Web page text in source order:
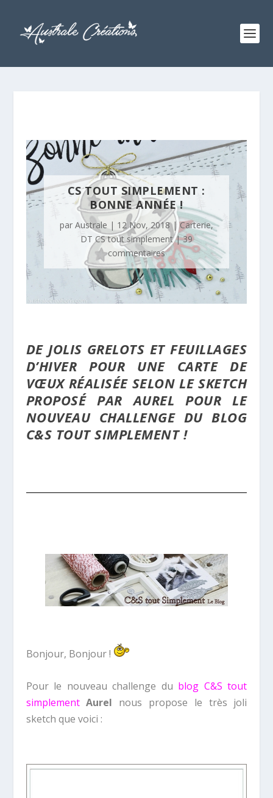
CS TOUT SIMPLEMENT :
BONNE ANNÉE !
par Australe | 12 Nov, 2018|Carterie,
DT CS tout simplement|39
commentaires
DE JOLIS GRELOTS ET FEUILLAGES
D’HIVER POUR UNE CARTE DE
VŒUX RÉALISÉE SELON LE SKETCH
PROPOSÉ PAR AUREL POUR LE
NOUVEAU CHALLENGE DU BLOG
C&S TOUT SIMPLEMENT !
Bonjour, Bonjour !
Pour le nouveau challenge du blog C&S tout
simplement Aurel nous propose le très joli
sketch que voici :